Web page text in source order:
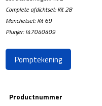
Complete afdichtset: Kit 28
Manchetset: Kit 69
Plunjer: I47040409
Pomptekening
Productnummer